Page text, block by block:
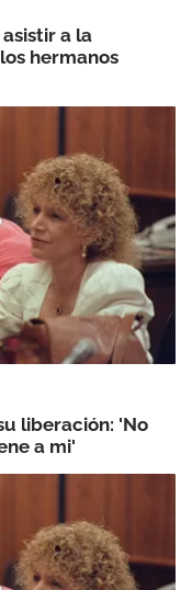
a la
hermanos
liberación: 'No
a mi'